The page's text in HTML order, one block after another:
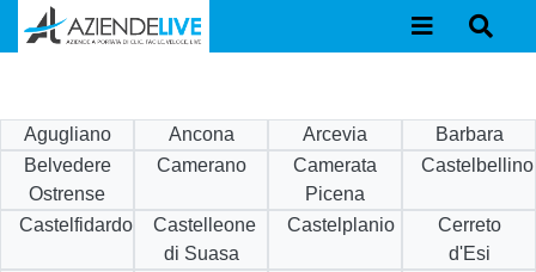
Agugliano Ancona Arcevia
Barbara
Belvedere
Ostrense
Camerano
Camerata
Picena
Castelbellino
Castelfidardo
Castelleone
di Suasa
Castelplanio
Cerreto
d'Esi